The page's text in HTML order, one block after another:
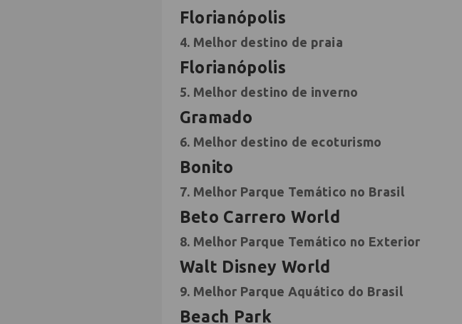
Florianópolis
4. Melhor destino de praia
Florianópolis
5. Melhor destino de inverno
Gramado
6. Melhor destino de ecoturismo
Bonito
7. Melhor Parque Temático no Brasil
Beto Carrero World
8. Melhor Parque Temático no Exterior
Walt Disney World
9. Melhor Parque Aquático do Brasil
Beach Park